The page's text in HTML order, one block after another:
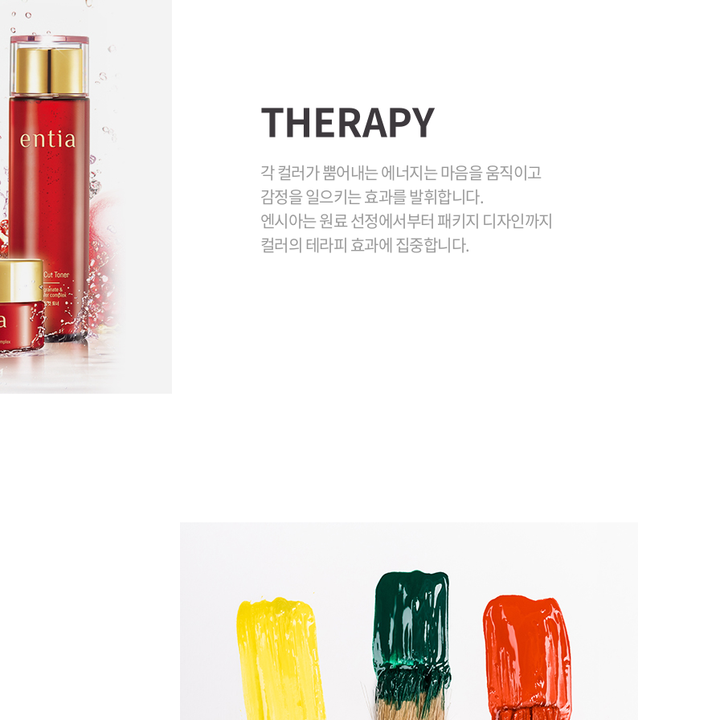
THERAPY
각 컬러가 뿜어내는 에너지는 마음을 움직이고
감정을 일으키는 효과를 발휘합니다.
엔시아는 원료 선정에서부터 패키지 디자인까지
컬러의 테라피 효과에 집중합니다.